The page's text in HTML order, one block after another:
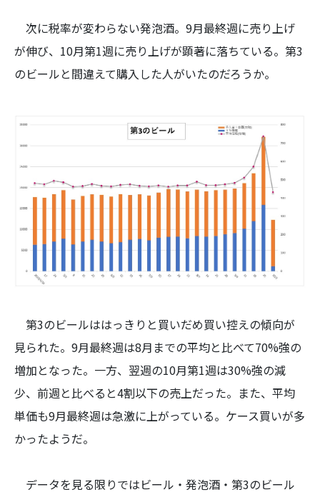
次に税率が変わらない発泡酒。9月最終週に売り上げ
が伸び、10月第1週に売り上げが顕著に落ちている。第3
のビールと間違えて購入した人がいたのだろうか。
第3のビールははっきりと買いだめ買い控えの傾向が
見られた。9月最終週は8月までの平均と比べて70%強の
増加となった。一方、翌週の10月第1週は30%強の減
少、前週と比べると4割以下の売上だった。また、平均
単価も9月最終週は急激に上がっている。ケース買いが多
かったようだ。
データを見る限りではビール・発泡酒・第3のビール